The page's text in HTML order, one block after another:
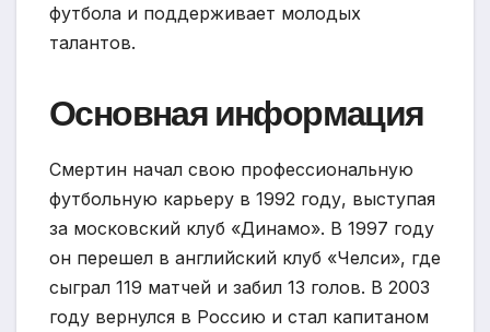
футбола и поддерживает молодых
талантов.
Основная информация
Смертин начал свою профессиональную
футбольную карьеру в 1992 году, выступая
за московский клуб «Динамо». В 1997 году
он перешел в английский клуб «Челси», где
сыграл 119 матчей и забил 13 голов. В 2003
году вернулся в Россию и стал капитаном